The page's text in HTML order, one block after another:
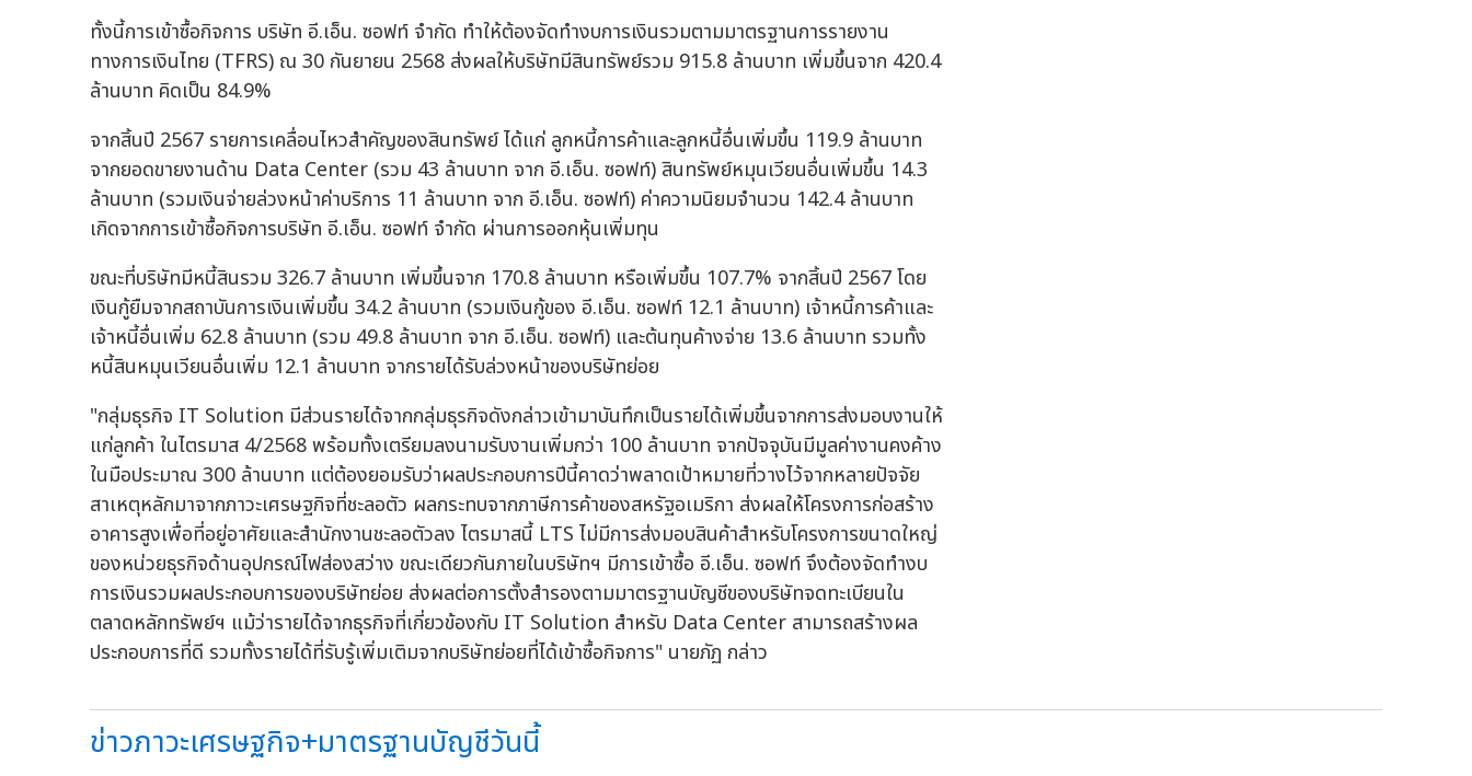
ทั้งนี้การเข้าซื้อกิจการ บริษัท อี.เอ็น. ซอฟท์ จำกัด ทำให้ต้องจัดทำงบการเงินรวมตามมาตรฐานการรายงาน
ทางการเงินไทย (TFRS) ณ 30 กันยายน 2568 ส่งผลให้บริษัทมีสินทรัพย์รวม 915.8 ล้านบาท เพิ่มขึ้นจาก 420.4
ล้านบาท คิดเป็น 84.9%
จากสิ้นปี 2567 รายการเคลื่อนไหวสำคัญของสินทรัพย์ ได้แก่ ลูกหนี้การค้าและลูกหนี้อื่นเพิ่มขึ้น 119.9 ล้านบาท
จากยอดขายงานด้าน Data Center (รวม 43 ล้านบาท จาก อี.เอ็น. ซอฟท์) สินทรัพย์หมุนเวียนอื่นเพิ่มขึ้น 14.3
ล้านบาท (รวมเงินจ่ายล่วงหน้าค่าบริการ 11 ล้านบาท จาก อี.เอ็น. ซอฟท์) ค่าความนิยมจำนวน 142.4 ล้านบาท
เกิดจากการเข้าซื้อกิจการบริษัท อี.เอ็น. ซอฟท์ จำกัด ผ่านการออกหุ้นเพิ่มทุน
ขณะที่บริษัทมีหนี้สินรวม 326.7 ล้านบาท เพิ่มขึ้นจาก 170.8 ล้านบาท หรือเพิ่มขึ้น 107.7% จากสิ้นปี 2567 โดย
เงินกู้ยืมจากสถาบันการเงินเพิ่มขึ้น 34.2 ล้านบาท (รวมเงินกู้ของ อี.เอ็น. ซอฟท์ 12.1 ล้านบาท) เจ้าหนี้การค้าและ
เจ้าหนี้อื่นเพิ่ม 62.8 ล้านบาท (รวม 49.8 ล้านบาท จาก อี.เอ็น. ซอฟท์) และต้นทุนค้างจ่าย 13.6 ล้านบาท รวมทั้ง
หนี้สินหมุนเวียนอื่นเพิ่ม 12.1 ล้านบาท จากรายได้รับล่วงหน้าของบริษัทย่อย
"กลุ่มธุรกิจ IT Solution มีส่วนรายได้จากกลุ่มธุรกิจดังกล่าวเข้ามาบันทึกเป็นรายได้เพิ่มขึ้นจากการส่งมอบงานให้
แก่ลูกค้า ในไตรมาส 4/2568 พร้อมทั้งเตรียมลงนามรับงานเพิ่มกว่า 100 ล้านบาท จากปัจจุบันมีมูลค่างานคงค้าง
ในมือประมาณ 300 ล้านบาท แต่ต้องยอมรับว่าผลประกอบการปีนี้คาดว่าพลาดเป้าหมายที่วางไว้จากหลายปัจจัย
สาเหตุหลักมาจากภาวะเศรษฐกิจที่ชะลอตัว ผลกระทบจากภาษีการค้าของสหรัฐอเมริกา ส่งผลให้โครงการก่อสร้าง
อาคารสูงเพื่อที่อยู่อาศัยและสำนักงานชะลอตัวลง ไตรมาสนี้ LTS ไม่มีการส่งมอบสินค้าสำหรับโครงการขนาดใหญ่
ของหน่วยธุรกิจด้านอุปกรณ์ไฟส่องสว่าง ขณะเดียวกันภายในบริษัทฯ มีการเข้าซื้อ อี.เอ็น. ซอฟท์ จึงต้องจัดทำงบ
การเงินรวมผลประกอบการของบริษัทย่อย ส่งผลต่อการตั้งสำรองตามมาตรฐานบัญชีของบริษัทจดทะเบียนใน
ตลาดหลักทรัพย์ฯ แม้ว่ารายได้จากธุรกิจที่เกี่ยวข้องกับ IT Solution สำหรับ Data Center สามารถสร้างผล
ประกอบการที่ดี รวมทั้งรายได้ที่รับรู้เพิ่มเติมจากบริษัทย่อยที่ได้เข้าซื้อกิจการ" นายภัฏ กล่าว
ข่าวภาวะเศรษฐกิจ+มาตรฐานบัญชีวันนี้